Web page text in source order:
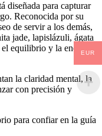
diseñada para capturar
Reconocida por su
de servir a los demás,
jade, lapislázuli, ágata
equilibrio y la energía
la claridad mental, la
con precisión y
para confiar en la guía
EUR